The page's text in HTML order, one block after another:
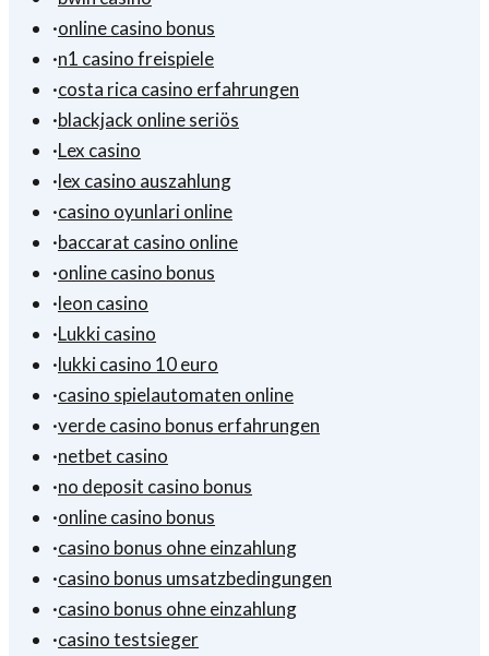
·online casino bonus
·n1 casino freispiele
·costa rica casino erfahrungen
·blackjack online seriös
·Lex casino
·lex casino auszahlung
·casino oyunlari online
·baccarat casino online
·online casino bonus
·leon casino
·Lukki casino
·lukki casino 10 euro
·casino spielautomaten online
·verde casino bonus erfahrungen
·netbet casino
·no deposit casino bonus
·online casino bonus
·casino bonus ohne einzahlung
·casino bonus umsatzbedingungen
·casino bonus ohne einzahlung
·casino testsieger